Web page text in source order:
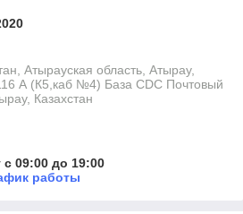
Атырауская область, Атырау,
А (К5,каб №4) База CDC Почтовый
Казахстан
с 09:00 до 19:00
работы